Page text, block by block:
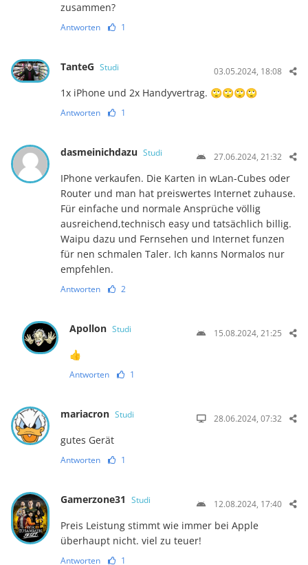
zusammen?
Antworten 1
TanteG Studi 03.05.2024, 18:08
1x iPhone und 2x Handyvertrag. 🙄🙄🙄🙄
Antworten 1
dasmeinichdazu Studi 27.06.2024, 21:32
IPhone verkaufen. Die Karten in wLan-Cubes oder
Router und man hat preiswertes Internet zuhause.
Für einfache und normale Ansprüche völlig
ausreichend,technisch easy und tatsächlich billig.
Waipu dazu und Fernsehen und Internet funzen
für nen schmalen Taler. Ich kanns Normalos nur
empfehlen.
Antworten 2
Apollon Studi 15.08.2024, 21:25
👍
Antworten 1
mariacron Studi 28.06.2024, 07:32
gutes Gerät
Antworten 1
Gamerzone31 Studi 12.08.2024, 17:40
Preis Leistung stimmt wie immer bei Apple
überhaupt nicht. viel zu teuer!
Antworten 1